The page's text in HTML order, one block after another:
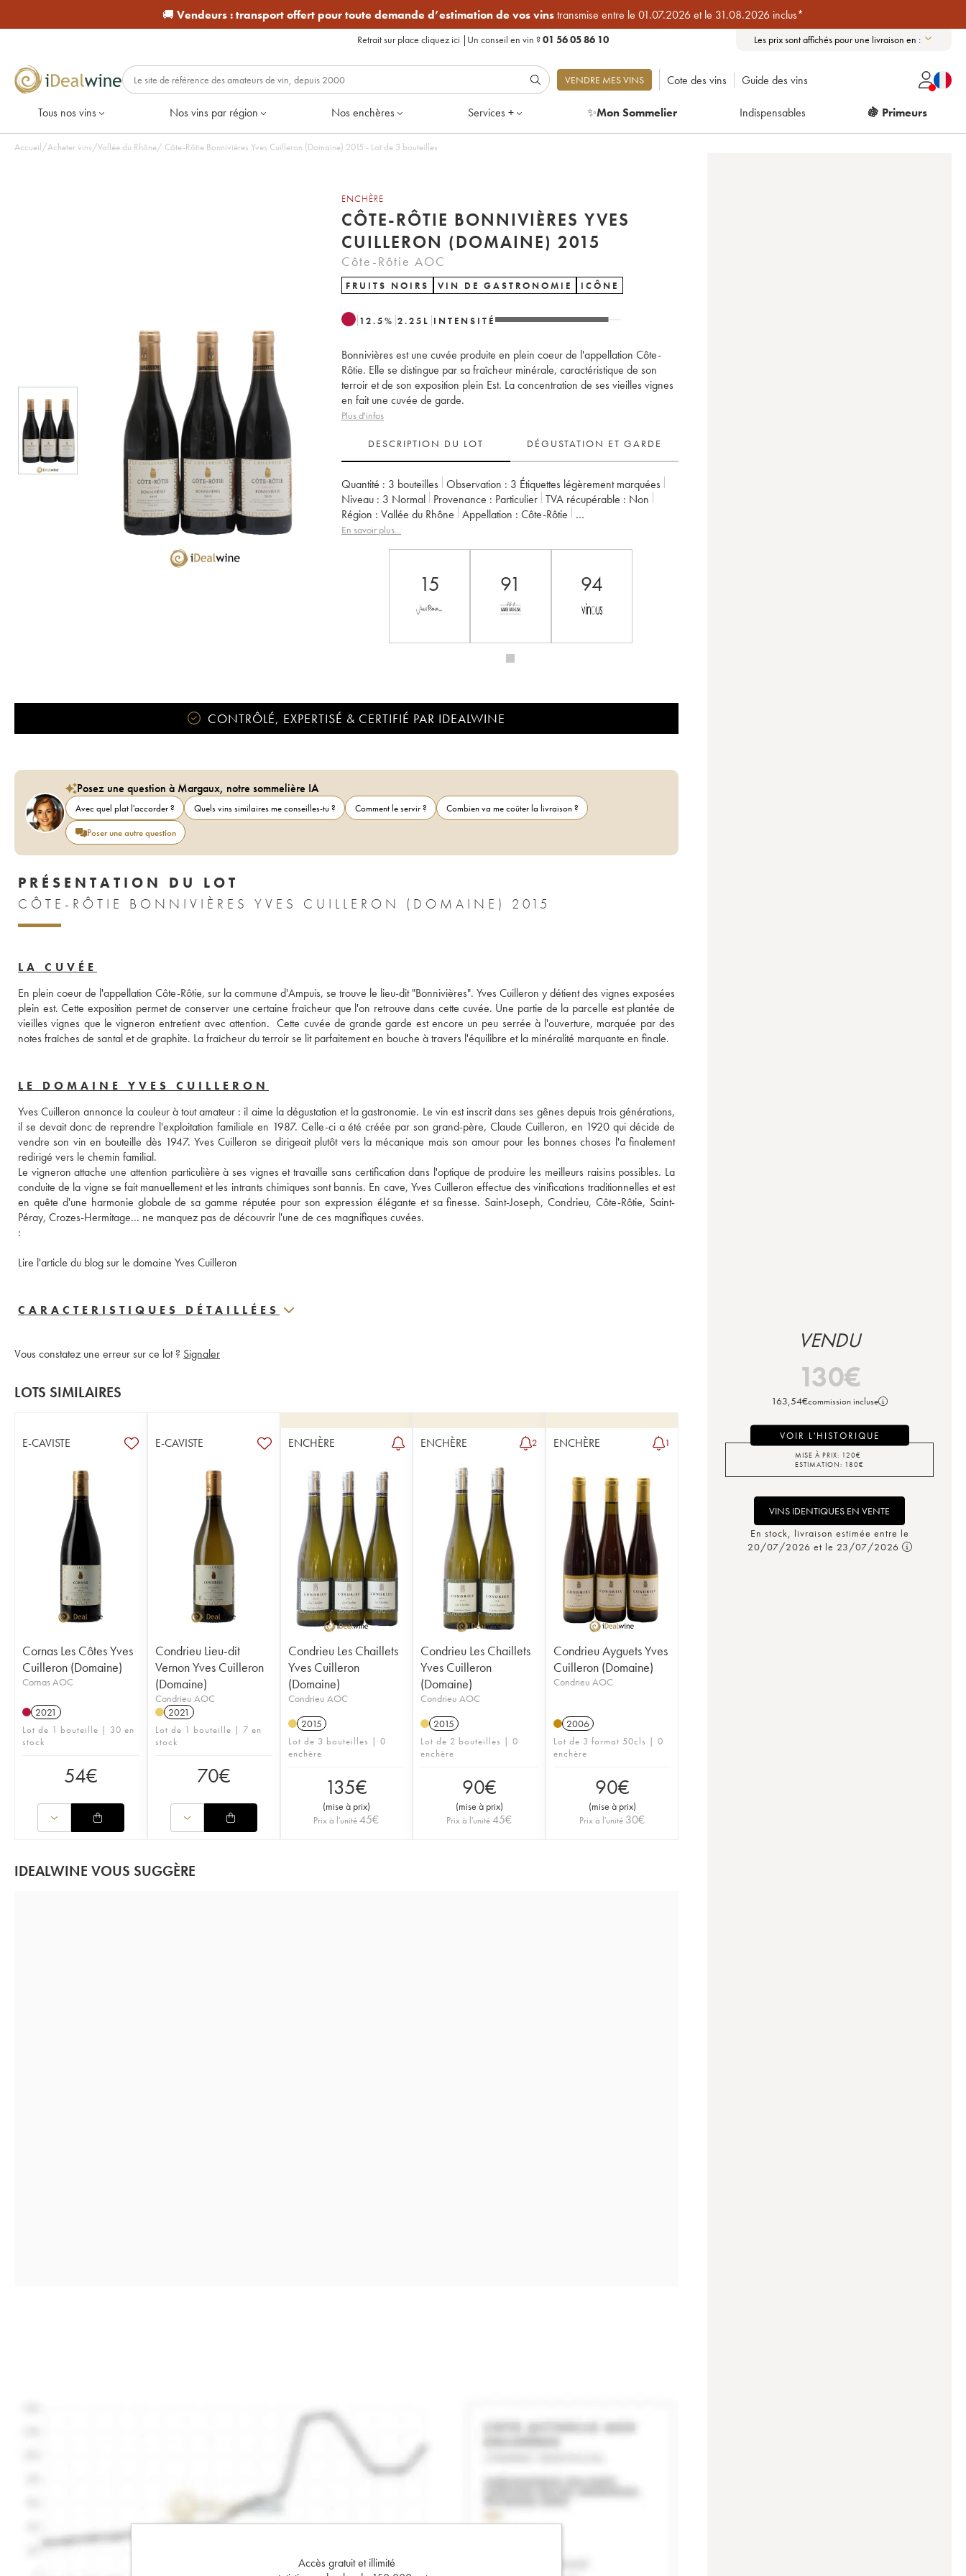
🚚 Vendeurs :transport offert pour toute demande d’estimation de vos vinstransmise entre le 01.07.2026 et le 31.08.2026 inclus*
Retrait sur place cliquez ici | Un conseil en vin ?01 56 05 86 10 Les prix sont affichés pour une livraison en :
VENDRE MES VINS Cote des vins Guide des vins
Tous nos vins Nos vins par région Nos enchères Services + ✨Mon Sommelier Indispensables 🍇 Primeurs
Accueil/Acheter vins/Vallée du Rhône/ Côte-Rôtie Bonnivières Yves Cuilleron (Domaine) 2015 - Lot de 3 bouteilles
ENCHÈRE
CÔTE-RÔTIE BONNIVIÈRES YVES
CUILLERON (DOMAINE) 2015
Côte-Rôtie AOC
FRUITS NOIRS VIN DE GASTRONOMIE ICÔNE
12.5% 2.25 L INTENSITÉ
Bonnivières est une cuvée produite en plein coeur de l'appellation Côte-
Rôtie. Elle se distingue par sa fraîcheur minérale, caractéristique de son
terroir et de son exposition plein Est. La concentration de ses vieilles vignes
en fait une cuvée de garde.
Plus d'infos
DESCRIPTION DU LOT DÉGUSTATION ET GARDE
Quantité : 3 bouteilles Observation : 3 Étiquettes légèrement marquées
Niveau : 3 Normal Provenance : particulier TVA récupérable :
non
Région :
Vallée du Rhône Appellation :
Côte-Rôtie
Propriétaire :
En savoir plus...
15 91 94
CONTRÔLÉ, EXPERTISÉ & CERTIFIÉ PAR IDEALWINE
Posez une question à Margaux, notre sommelière IA
Avec quel plat l'accorder ? Quels vins similaires me conseilles-tu ? Comment le servir ?
Combien va me coûter la livraison ?
Poser une autre question
PRÉSENTATION DU LOT
CÔTE-RÔTIE BONNIVIÈRES YVES CUILLERON (DOMAINE) 2015
LA CUVÉE
En plein coeur de l'appellation Côte-Rôtie, sur la commune d'Ampuis, se trouve le lieu-dit "Bonnivières". Yves Cuilleron y détient des vignes exposées
plein est. Cette exposition permet de conserver une certaine fraîcheur que l'on retrouve dans cette cuvée. Une partie de la parcelle est plantée de
vieilles vignes que le vigneron entretient avec attention.  Cette cuvée de grande garde est encore un peu serrée à l'ouverture, marquée par des
LE DOMAINE YVES CUILLERON
Yves Cuilleron annonce la couleur à tout amateur : il aime la dégustation et la gastronomie. Le vin est inscrit dans ses gênes depuis trois générations,
il se devait donc de reprendre l'exploitation familiale en 1987. Celle-ci a été créée par son grand-père, Claude Cuilleron, en 1920 qui décide de
vendre son vin en bouteille dès 1947. Yves Cuilleron se dirigeait plutôt vers la mécanique mais son amour pour les bonnes choses l'a finalement
redirigé vers le chemin familial.
Le vigneron attache une attention particulière à ses vignes et travaille sans certification dans l'optique de produire les meilleurs raisins possibles. La
conduite de la vigne se fait manuellement et les intrants chimiques sont bannis. En cave, Yves Cuilleron effectue des vinifications traditionnelles et est
en quête d'une harmonie globale de sa gamme réputée pour son expression élégante et sa finesse. Saint-Joseph, Condrieu, Côte-Rôtie, Saint-
Péray, Crozes-Hermitage... ne manquez pas de découvrir l'une de ces magnifiques cuvées.
:
Lire l'article du blog sur le domaine Yves Cuilleron
CARACTERISTIQUES DÉTAILLÉES
Vous constatez une erreur sur ce lot ? Signaler
LOTS SIMILAIRES
E-CAVISTE
Cornas Les Côtes Yves
Cuilleron (Domaine)
Cornas AOC
2021
Lot de 1 bouteille | 30 en
stock
54€
E-CAVISTE
Condrieu Lieu-dit
Vernon Yves Cuilleron
(Domaine)
Condrieu AOC
2021
Lot de 1 bouteille | 7 en
stock
70€
ENCHÈRE
Condrieu Les Chaillets
Yves Cuilleron
(Domaine)
Condrieu AOC
2015
Lot de 3 bouteilles | 0
enchère
135€
(mise à prix)
Prix à l'unité 45€
ENCHÈRE 2
Condrieu Les Chaillets
Yves Cuilleron
(Domaine)
Condrieu AOC
2015
Lot de 2 bouteilles | 0
enchère
90€
(mise à prix)
Prix à l'unité45€
ENCHÈRE 1
Condrieu Ayguets Yves
Cuilleron (Domaine)
Condrieu AOC
2006
Lot de 3 format 50cls | 0
enchère
90€
(mise à prix)
Prix à l'unité 30€
IDEALWINE VOUS SUGGÈRE
Accès gratuit et illimité
VENDU
130€
163,54€commission incluse
VOIR L'HISTORIQUE
MISE À PRIX: 120€
ESTIMATION: 180€
VINS IDENTIQUES EN VENTE
En stock, livraison estimée entre le
20/07/2026 et le 23/07/2026